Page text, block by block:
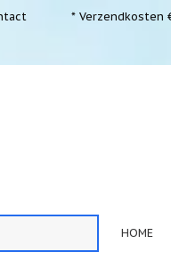
* Verzendkosten
HOME